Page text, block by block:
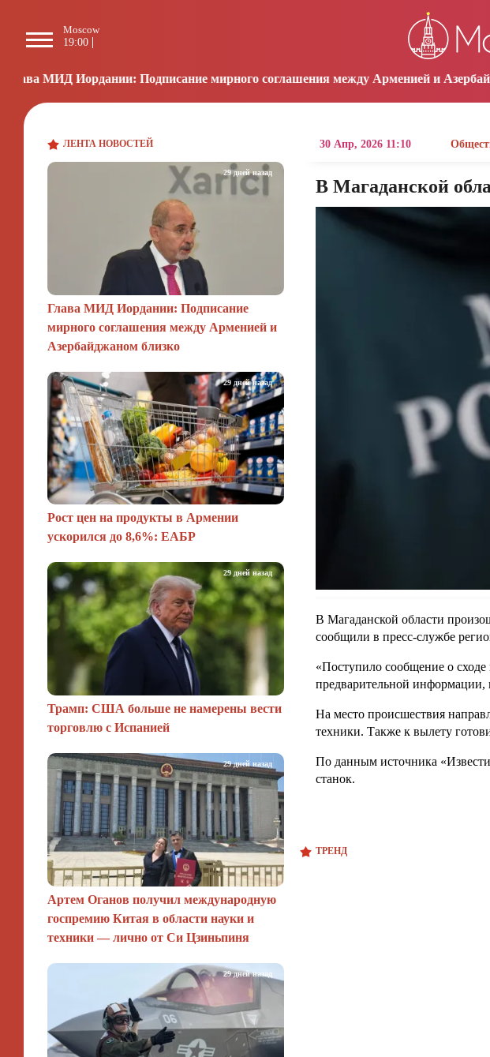
Moscow
19:00
Yerevan
20:00
Подписание мирного соглашения между Арменией и Азербайджаном близко
ЛЕНТА НОВОСТЕЙ
Глава МИД Иордании: Подписание
мирного соглашения между Арменией и
Азербайджаном близко
29 дней назад
Рост цен на продукты в Армении
ускорился до 8,6%: ЕАБР
29 дней назад
Трамп: США больше не намерены вести
торговлю с Испанией
29 дней назад
Артем Оганов получил международную
госпремию Китая в области науки и
техники — лично от Си Цзиньпиня
29 дней назад
29 дней назад
30 Апр, 2026 11:10
В Магаданской
В Магаданской области
сообщили в пресс-службе
«Поступило сообщение о
предварительной информации,
На место происшествия
техники. Также к вылету
По данным источника
станок.
ТРЕНД